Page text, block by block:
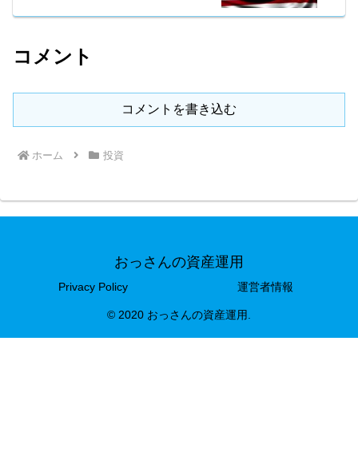
コメント
コメントを書き込む
ホーム 投資
おっさんの資産運用
Privacy Policy 運営者情報
© 2020 おっさんの資産運用.